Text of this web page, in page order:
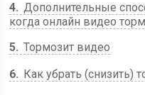
4 Дополнительные
когда онлайн видео
5 Тормозит видео
6
Как убрать (снизить)